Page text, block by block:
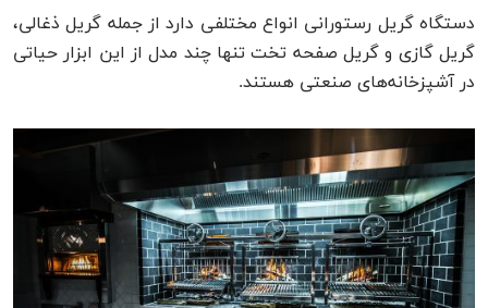
دستگاه گریل رستورانی انواع مختلفی دارد از جمله گریل ذغالی،
گریل گازی و گریل صفحه تخت تنها چند مدل از این ابزار حیاتی
در آشپزخانه‌های صنعتی هستند.